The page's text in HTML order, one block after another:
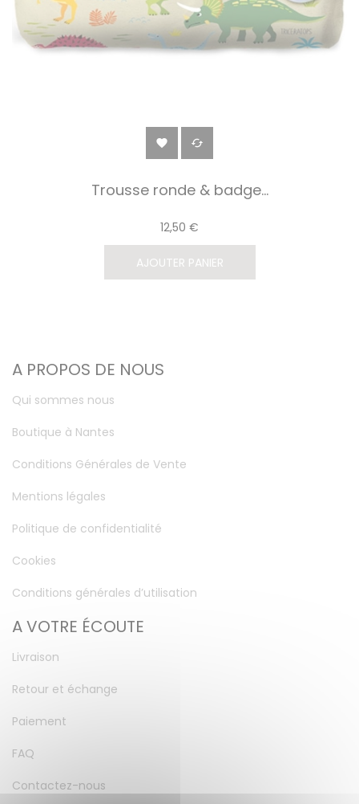
 
Trousse ronde & badge...
12,50 €
AJOUTER PANIER
A PROPOS DE NOUS
Qui sommes nous
Boutique à Nantes
Conditions Générales de Vente
Mentions légales
Politique de confidentialité
Cookies
Conditions générales d’utilisation
A VOTRE ÉCOUTE
Livraison
Retour et échange
Paiement
FAQ
Contactez-nous